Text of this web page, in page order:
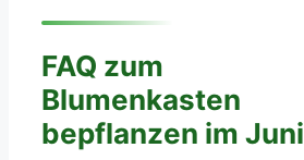
FAQ zum
Blumenkasten
bepflanzen im Juni